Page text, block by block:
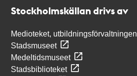
Stockholmskällan drivs av
Medioteket, utbildningsförvaltningen
Stadsmuseet
Medeltidsmuseet
Stadsbiblioteket